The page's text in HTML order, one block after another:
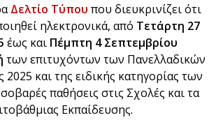
Δελτίο Τύπου που διευκρινίζει ότι
ηλεκτρονικά, από Τετάρτη 27
έως και Πέμπτη 4 Σεπτεμβρίου
των επιτυχόντων των Πανελλαδικών
2025 και της ειδικής κατηγορίας των
παθήσεις στις Σχολές και τα
Εκπαίδευσης.